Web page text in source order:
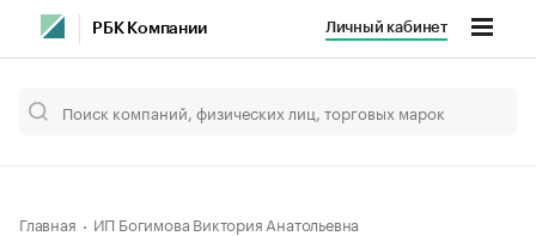
РБК Компании Личный кабинет
Главная ИП Богимова Виктория Анатольевна